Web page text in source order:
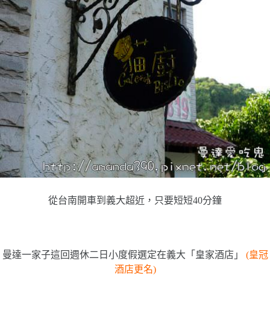
從台南開車到義大超近，只要短短40分鐘
曼達一家子這回週休二日小度假選定在義大「皇家酒店」 (皇冠
酒店更名)